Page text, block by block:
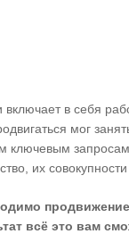
включает в себя
мог
ключевым
их
всё это вам